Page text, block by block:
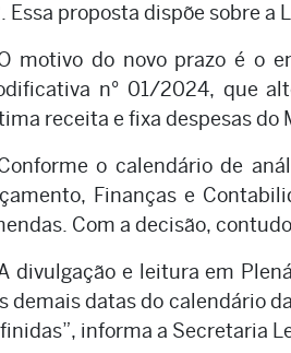
Essa proposta dispõe sobre a
motivo do novo prazo é o
n° 01/2024, que
receita e fixa despesas do
o calendário de
Finanças e
Com a decisão,
divulgação e leitura em
demais datas do calendário
informa a Secretaria